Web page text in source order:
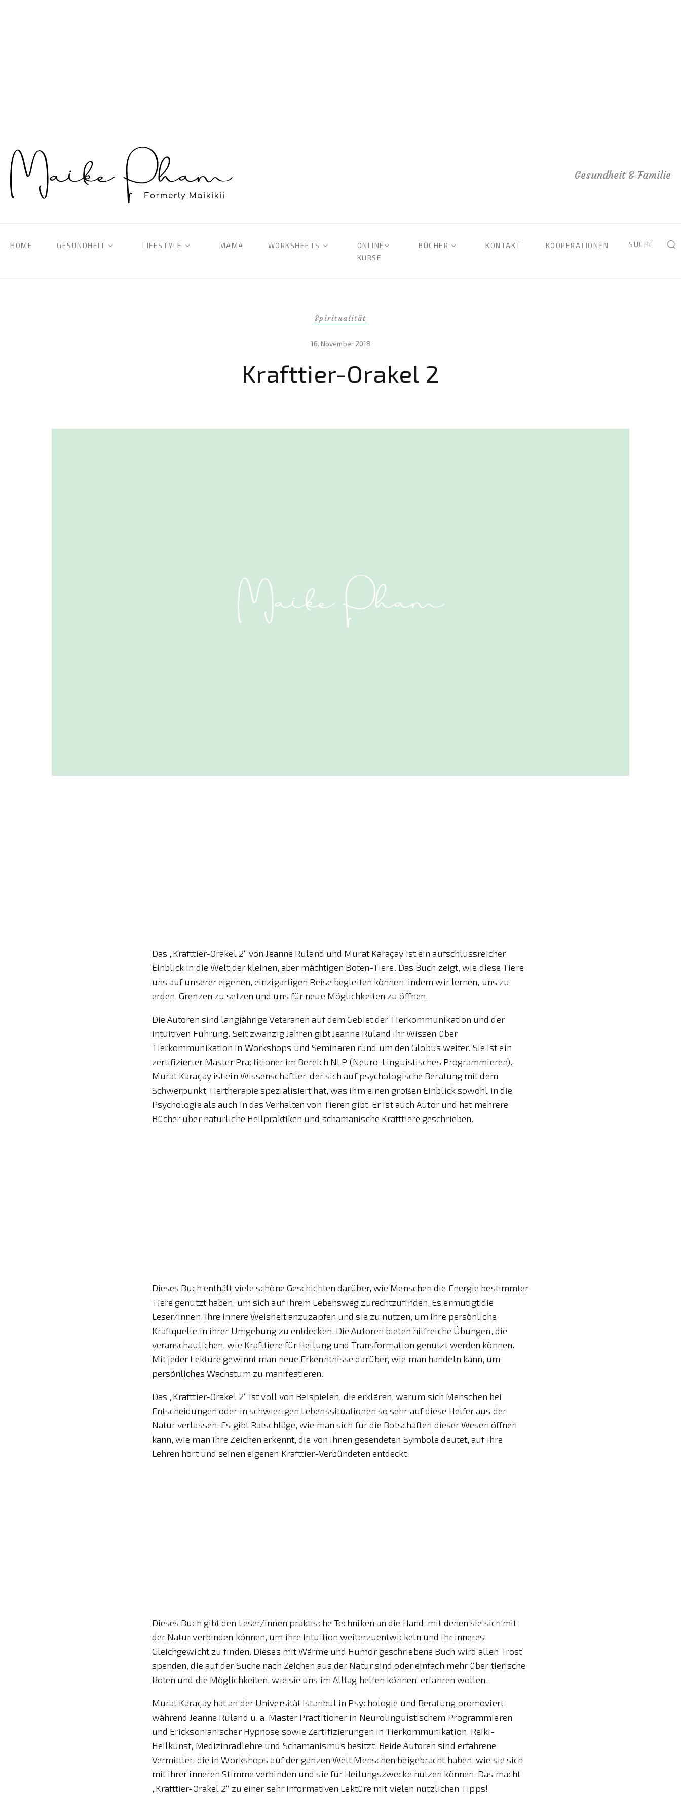
Gesundheit & Familie
HOME GESUNDHEIT LIFESTYLE MAMA WORKSHEETS
ONLINE
KURSE
BÜCHER KONTAKT KOOPERATIONEN SUCHE
Spiritualität
16. November 2018
Krafttier-Orakel 2
Das „Krafttier-Orakel 2“ von Jeanne Ruland und Murat Karaçay ist ein aufschlussreicher
Einblick in die Welt der kleinen, aber mächtigen Boten-Tiere. Das Buch zeigt, wie diese Tiere
uns auf unserer eigenen, einzigartigen Reise begleiten können, indem wir lernen, uns zu
erden, Grenzen zu setzen und uns für neue Möglichkeiten zu öffnen.
Die Autoren sind langjährige Veteranen auf dem Gebiet der Tierkommunikation und der
intuitiven Führung. Seit zwanzig Jahren gibt Jeanne Ruland ihr Wissen über
Tierkommunikation in Workshops und Seminaren rund um den Globus weiter. Sie ist ein
zertifizierter Master Practitioner im Bereich NLP (Neuro-Linguistisches Programmieren).
Murat Karaçay ist ein Wissenschaftler, der sich auf psychologische Beratung mit dem
Schwerpunkt Tiertherapie spezialisiert hat, was ihm einen großen Einblick sowohl in die
Psychologie als auch in das Verhalten von Tieren gibt. Er ist auch Autor und hat mehrere
Bücher über natürliche Heilpraktiken und schamanische Krafttiere geschrieben.
Dieses Buch enthält viele schöne Geschichten darüber, wie Menschen die Energie bestimmter
Tiere genutzt haben, um sich auf ihrem Lebensweg zurechtzufinden. Es ermutigt die
Leser/innen, ihre innere Weisheit anzuzapfen und sie zu nutzen, um ihre persönliche
Kraftquelle in ihrer Umgebung zu entdecken. Die Autoren bieten hilfreiche Übungen, die
veranschaulichen, wie Krafttiere für Heilung und Transformation genutzt werden können.
Mit jeder Lektüre gewinnt man neue Erkenntnisse darüber, wie man handeln kann, um
persönliches Wachstum zu manifestieren.
Das „Krafttier-Orakel 2“ ist voll von Beispielen, die erklären, warum sich Menschen bei
Entscheidungen oder in schwierigen Lebenssituationen so sehr auf diese Helfer aus der
Natur verlassen. Es gibt Ratschläge, wie man sich für die Botschaften dieser Wesen öffnen
kann, wie man ihre Zeichen erkennt, die von ihnen gesendeten Symbole deutet, auf ihre
Lehren hört und seinen eigenen Krafttier-Verbündeten entdeckt.
Dieses Buch gibt den Leser/innen praktische Techniken an die Hand, mit denen sie sich mit
der Natur verbinden können, um ihre Intuition weiterzuentwickeln und ihr inneres
Gleichgewicht zu finden. Dieses mit Wärme und Humor geschriebene Buch wird allen Trost
spenden, die auf der Suche nach Zeichen aus der Natur sind oder einfach mehr über tierische
Boten und die Möglichkeiten, wie sie uns im Alltag helfen können, erfahren wollen.
Murat Karaçay hat an der Universität Istanbul in Psychologie und Beratung promoviert,
während Jeanne Ruland u. a. Master Practitioner in Neurolinguistischem Programmieren
und Ericksonianischer Hypnose sowie Zertifizierungen in Tierkommunikation, Reiki-
Heilkunst, Medizinradlehre und Schamanismus besitzt. Beide Autoren sind erfahrene
Vermittler, die in Workshops auf der ganzen Welt Menschen beigebracht haben, wie sie sich
mit ihrer inneren Stimme verbinden und sie für Heilungszwecke nutzen können. Das macht
„Krafttier-Orakel 2“ zu einer sehr informativen Lektüre mit vielen nützlichen Tipps!